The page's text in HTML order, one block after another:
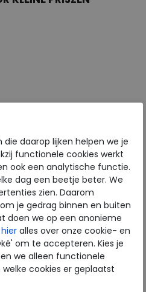
daarop lijken helpen we je
functionele cookies werkt
ook een analytische functie.
dag een beetje beter. We
zien. Daarom
je gedrag binnen en buiten
doen we op een anonieme
hier alles over onze cookie- en
om te accepteren. Kies je
we alleen functionele
cookies er geplaatst